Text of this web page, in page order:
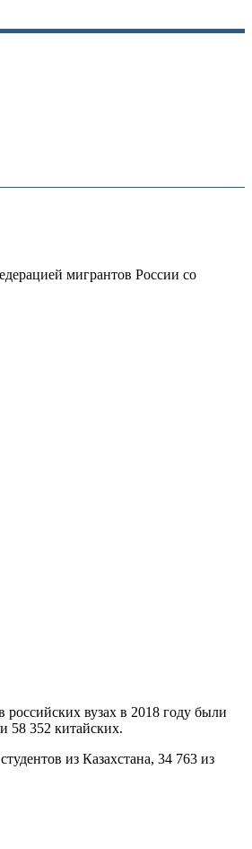
мигрантов России со
российских вузах в 2018 году были
58 352 китайских.
из Казахстана, 34 763 из